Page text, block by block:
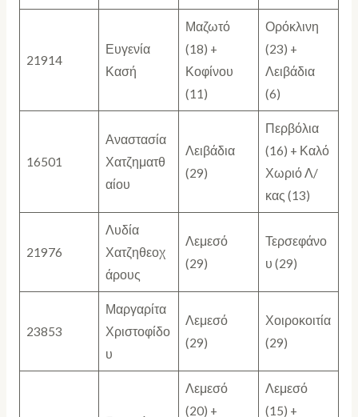
21914
Ευγενία
Κασή
Μαζωτό
(18) +
Κοφίνου
(11)
Ορόκλινη
(23) +
Λειβάδια
(6)
16501
Αναστασία
Χατζηματθ
αίου
Λειβάδια
(29)
Περβόλια
(16) + Καλό
Χωριό Λ/
κας (13)
21976
Λυδία
Χατζηθεοχ
άρους
Λεμεσό
(29)
Τερσεφάνο
υ (29)
23853
Μαργαρίτα
Χριστοφίδο
υ
Λεμεσό
(29)
Χοιροκοιτία
(29)
Λεμεσό
(20) +
Λεμεσό
(15) +